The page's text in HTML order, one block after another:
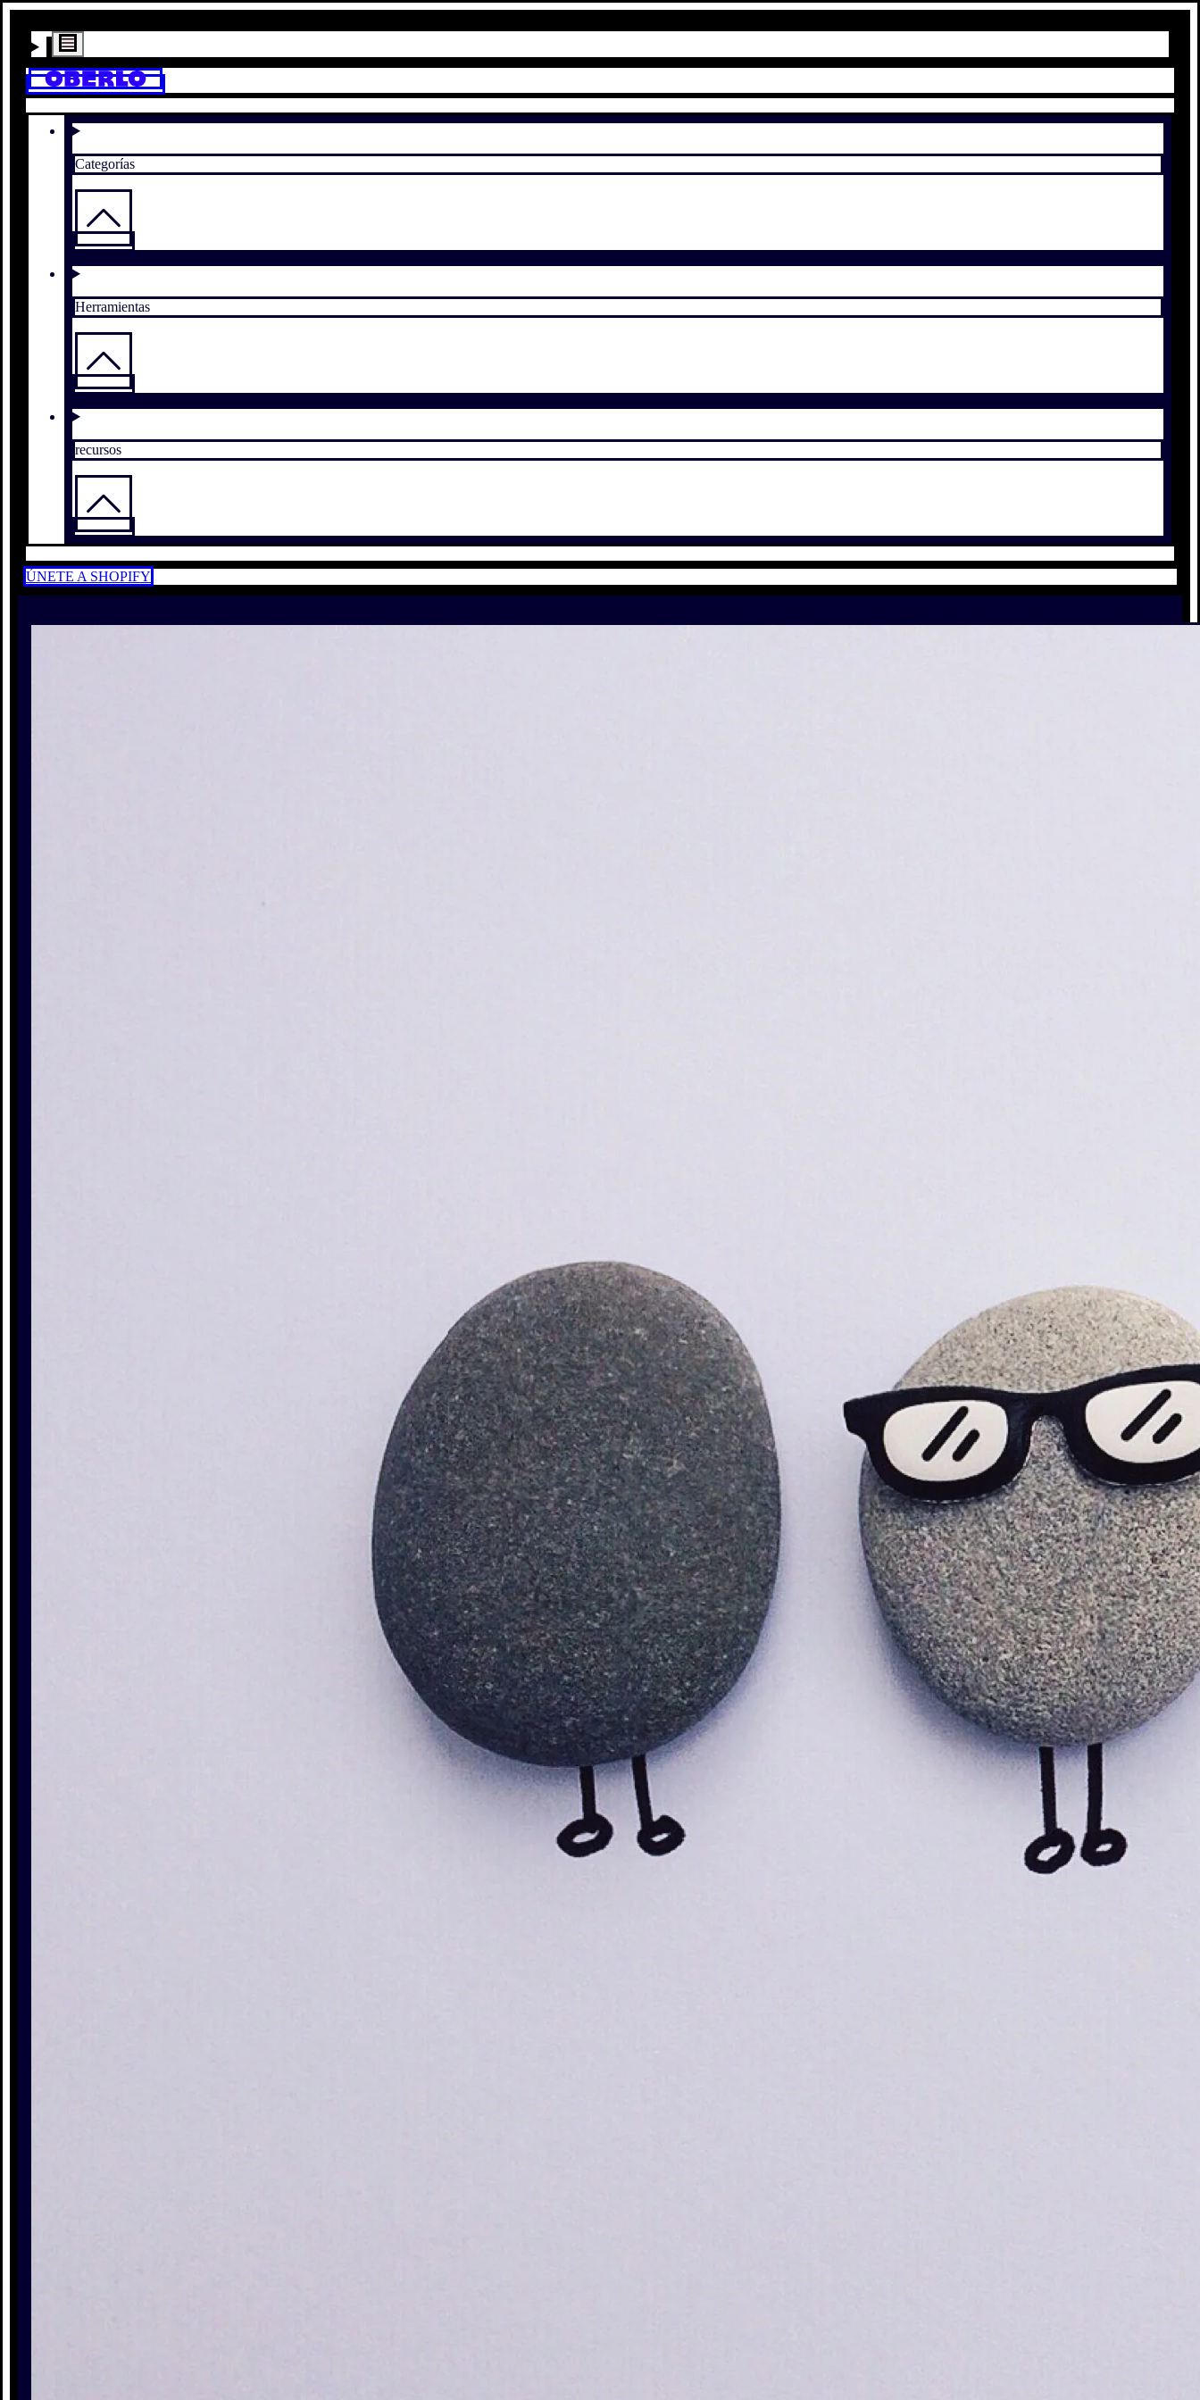
Categorías
Herramientas
recursos
ÚNETE A SHOPIFY